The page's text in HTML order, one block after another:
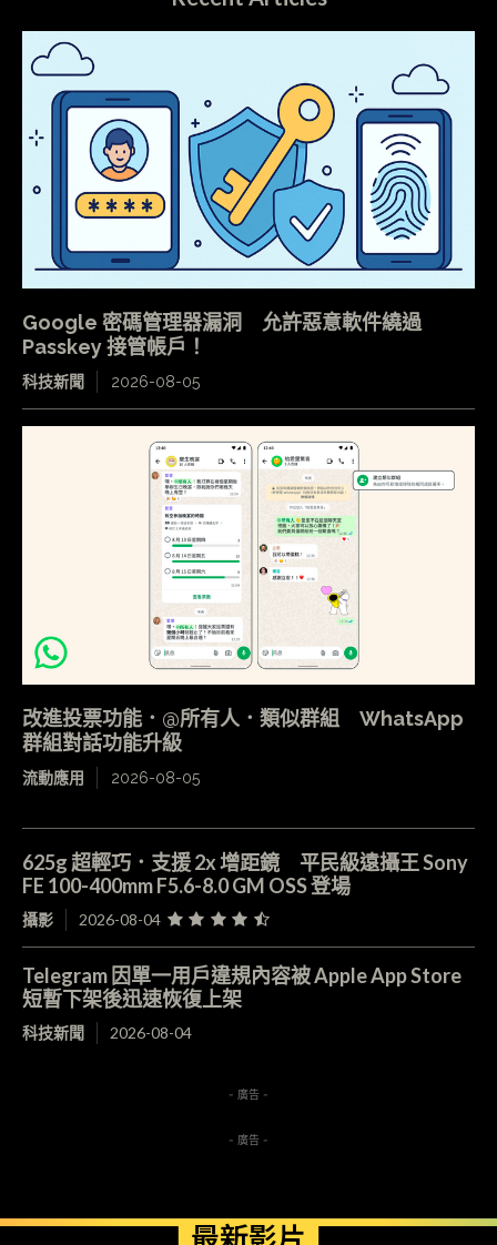
Google 密碼管理器漏洞 允許惡意軟件繞過
Passkey 接管帳戶！
科技新聞 2026-08-05
改進投票功能．@所有人．類似群組 WhatsApp
群組對話功能升級
流動應用 2026-08-05
625g 超輕巧．支援 2x 增距鏡 平民級遠攝王 Sony
FE 100-400mm F5.6-8.0 GM OSS 登場
攝影 2026-08-04
Telegram 因單一用戶違規內容被 Apple App Store
短暫下架後迅速恢復上架
科技新聞 2026-08-04
- 廣告 -
- 廣告 -
最新影片